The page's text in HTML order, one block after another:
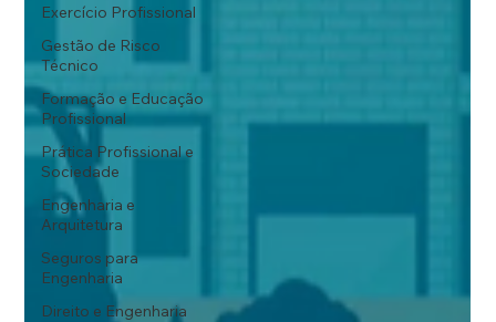
Exercício Profissional
Gestão de Risco
Técnico
Formação e Educação
Profissional
Prática Profissional e
Sociedade
Engenharia e
Arquitetura
Seguros para
Engenharia
Direito e Engenharia